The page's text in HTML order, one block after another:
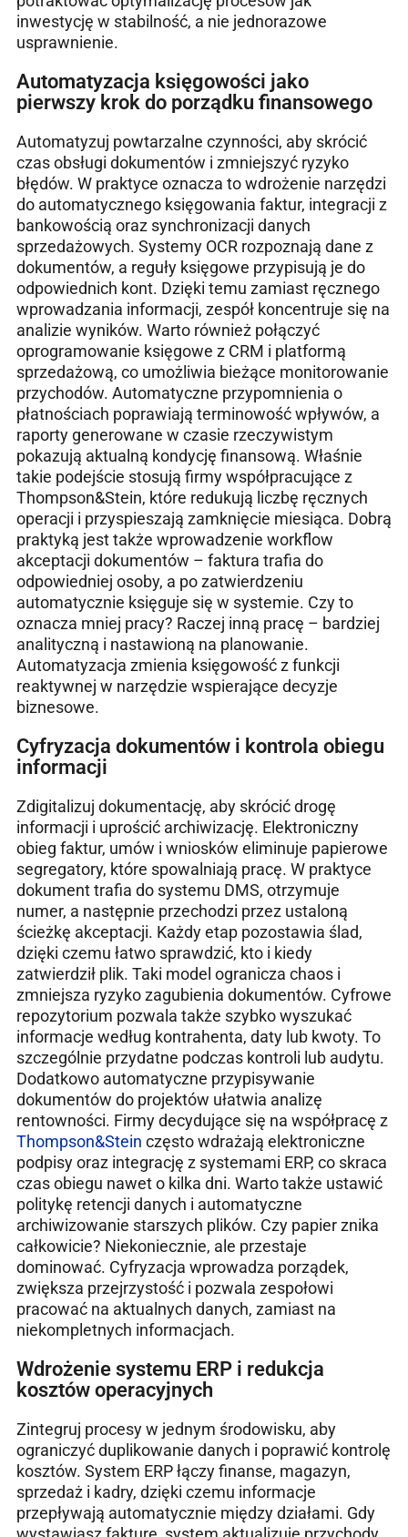
inwestycję w stabilność, a nie jednorazowe
usprawnienie.
Automatyzacja księgowości jako
pierwszy krok do porządku finansowego
Automatyzuj powtarzalne czynności, aby skrócić
czas obsługi dokumentów i zmniejszyć ryzyko
błędów. W praktyce oznacza to wdrożenie narzędzi
do automatycznego księgowania faktur, integracji z
bankowością oraz synchronizacji danych
sprzedażowych. Systemy OCR rozpoznają dane z
dokumentów, a reguły księgowe przypisują je do
odpowiednich kont. Dzięki temu zamiast ręcznego
wprowadzania informacji, zespół koncentruje się na
analizie wyników. Warto również połączyć
oprogramowanie księgowe z CRM i platformą
sprzedażową, co umożliwia bieżące monitorowanie
przychodów. Automatyczne przypomnienia o
płatnościach poprawiają terminowość wpływów, a
raporty generowane w czasie rzeczywistym
pokazują aktualną kondycję finansową. Właśnie
takie podejście stosują firmy współpracujące z
Thompson&Stein, które redukują liczbę ręcznych
operacji i przyspieszają zamknięcie miesiąca. Dobrą
praktyką jest także wprowadzenie workflow
akceptacji dokumentów – faktura trafia do
odpowiedniej osoby, a po zatwierdzeniu
automatycznie księguje się w systemie. Czy to
oznacza mniej pracy? Raczej inną pracę – bardziej
analityczną i nastawioną na planowanie.
Automatyzacja zmienia księgowość z funkcji
reaktywnej w narzędzie wspierające decyzje
biznesowe.
Cyfryzacja dokumentów i kontrola obiegu
informacji
Zdigitalizuj dokumentację, aby skrócić drogę
informacji i uprościć archiwizację. Elektroniczny
obieg faktur, umów i wniosków eliminuje papierowe
segregatory, które spowalniają pracę. W praktyce
dokument trafia do systemu DMS, otrzymuje
numer, a następnie przechodzi przez ustaloną
ścieżkę akceptacji. Każdy etap pozostawia ślad,
dzięki czemu łatwo sprawdzić, kto i kiedy
zatwierdził plik. Taki model ogranicza chaos i
zmniejsza ryzyko zagubienia dokumentów. Cyfrowe
repozytorium pozwala także szybko wyszukać
informacje według kontrahenta, daty lub kwoty. To
szczególnie przydatne podczas kontroli lub audytu.
Dodatkowo automatyczne przypisywanie
dokumentów do projektów ułatwia analizę
rentowności. Firmy decydujące się na współpracę z
Thompson&Stein często wdrażają elektroniczne
podpisy oraz integrację z systemami ERP, co skraca
czas obiegu nawet o kilka dni. Warto także ustawić
politykę retencji danych i automatyczne
archiwizowanie starszych plików. Czy papier znika
całkowicie? Niekoniecznie, ale przestaje
dominować. Cyfryzacja wprowadza porządek,
zwiększa przejrzystość i pozwala zespołowi
pracować na aktualnych danych, zamiast na
niekompletnych informacjach.
Wdrożenie systemu ERP i redukcja
kosztów operacyjnych
Zintegruj procesy w jednym środowisku, aby
ograniczyć duplikowanie danych i poprawić kontrolę
kosztów. System ERP łączy finanse, magazyn,
sprzedaż i kadry, dzięki czemu informacje
przepływają automatycznie między działami. Gdy